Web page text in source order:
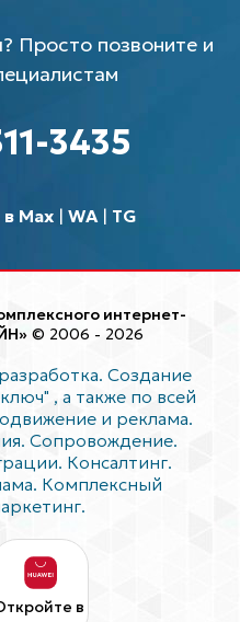
Просто позвоните и
3435
Max| WA| TG
интернет-
© 2006 - 2026
Создание
, а также по всей
и реклама.
Сопровождение.
Консалтинг.
Комплексный
в